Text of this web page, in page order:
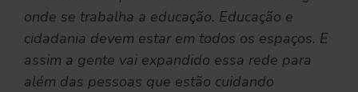
onde se trabalha a educação. Educação e
cidadania devem estar em todos os espaços. E
assim a gente vai expandido essa rede para
além das pessoas que estão cuidando